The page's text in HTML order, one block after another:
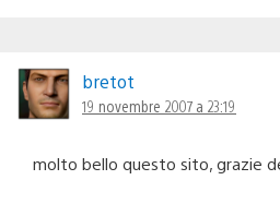
bretot
19 novembre 2007 a 23:19
molto bello questo sito, grazie